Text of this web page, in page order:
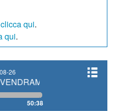
clicca qui.
qui.
26
FILIPPO FIORELLI
50:38